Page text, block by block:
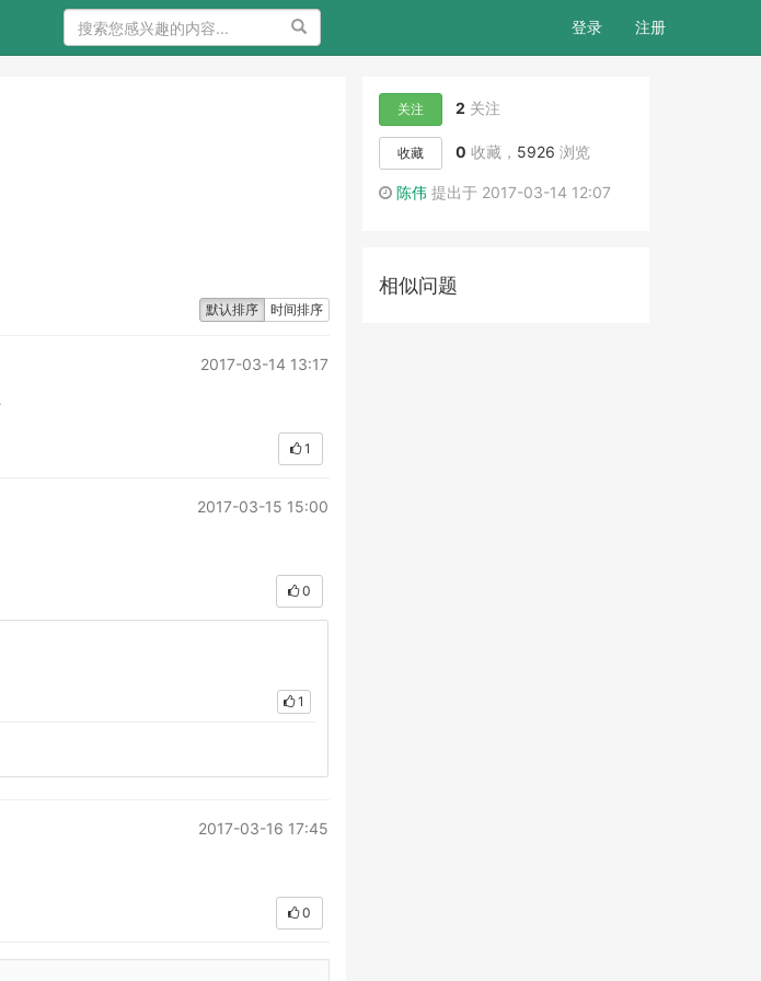
搜索 登录 注册
默认排序 时间排序
2017-03-14 13:17
1
2017-03-15 15:00
0
1
2017-03-16 17:45
0
关注 2 关注
收藏 0 收藏， 5926 浏览
陈伟提出于 2017-03-14 12:07
相似问题